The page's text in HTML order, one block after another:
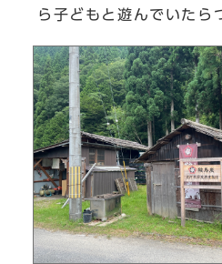
ら子どもと遊んでいたら